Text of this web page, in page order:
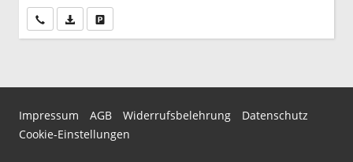
Wir rufen Sie anPDF-Datei, Fahrzeugexposé drucken
Impressum AGB Widerrufsbelehrung
Datenschutz
Cookie-Einstellungen